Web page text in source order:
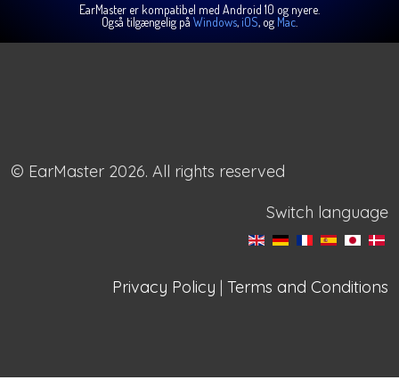
EarMaster er kompatibel med Android 10 og nyere.
Også tilgængelig på Windows,iOS, og Mac
© EarMaster 2026. All rights reserved
Switch language
Privacy Policy | Terms and Conditions